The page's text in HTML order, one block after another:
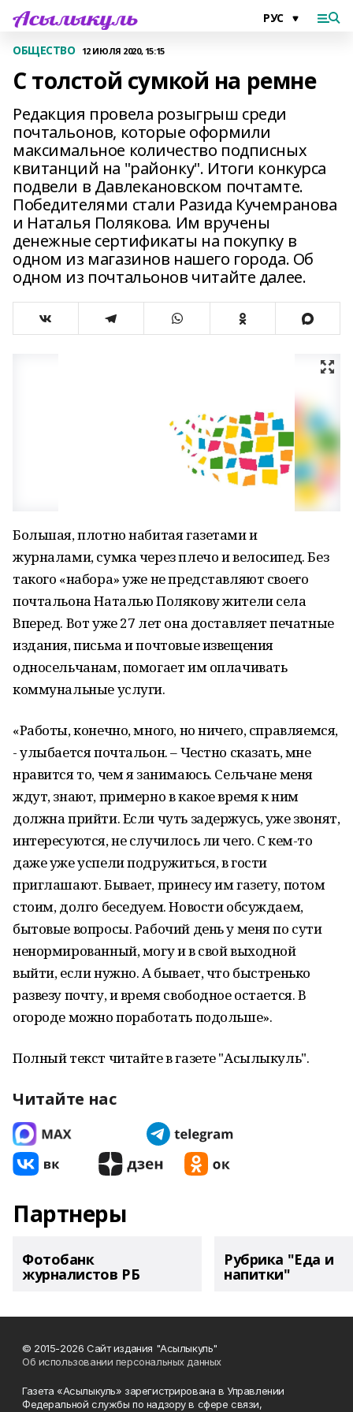
ОБЩЕСТВО 12 ИЮЛЯ 2020, 15:15
С толстой сумкой на ремне
Редакция провела розыгрыш среди
почтальонов, которые оформили
максимальное количество подписных
квитанций на "районку". Итоги конкурса
подвели в Давлекановском почтамте.
Победителями стали Разида Кучемранова
и Наталья Полякова. Им вручены
денежные сертификаты на покупку в
одном из магазинов нашего города. Об
одном из почтальонов читайте далее.
Большая, плотно набитая газетами и
журналами, сумка через плечо и велосипед. Без
такого «набора» уже не представляют своего
почтальона Наталью Полякову жители села
Вперед. Вот уже 27 лет она доставляет печатные
издания, письма и почтовые извещения
односельчанам, помогает им оплачивать
коммунальные услуги.
«Работы, конечно, много, но ничего, справляемся,
- улыбается почтальон. – Честно сказать, мне
нравится то, чем я занимаюсь. Сельчане меня
ждут, знают, примерно в какое время к ним
должна прийти. Если чуть задержусь, уже звонят,
интересуются, не случилось ли чего. С кем-то
даже уже успели подружиться, в гости
приглашают. Бывает, принесу им газету, потом
стоим, долго беседуем. Новости обсуждаем,
бытовые вопросы. Рабочий день у меня по сути
ненормированный, могу и в свой выходной
выйти, если нужно. А бывает, что быстренько
развезу почту, и время свободное остается. В
огороде можно поработать подольше».
Полный текст читайте в газете "Асылыкуль".
Читайте нас
Партнеры
Фотобанк
журналистов РБ
Рубрика "Еда и
напитки"
© 2015-2026 Сайт издания "Асылыкуль"
Об использовании персональных данных
Газета «Асылыкуль» зарегистрирована в Управлении
Федеральной службы по надзору в сфере связи,